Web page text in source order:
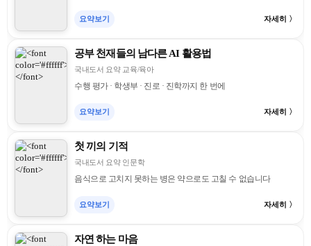
요약보기 자세히 〉
공부 천재들의 남다른 AI 활용법
국내도서 요약 교육/육아
수행 평가 · 학생부 · 진로 · 진학까지 한 번에
요약보기 자세히 〉
첫 끼의 기적
국내도서 요약 인문학
음식으로 고치지 못하는 병은 약으로도 고칠 수 없습니다
요약보기 자세히 〉
자연 하는 마음